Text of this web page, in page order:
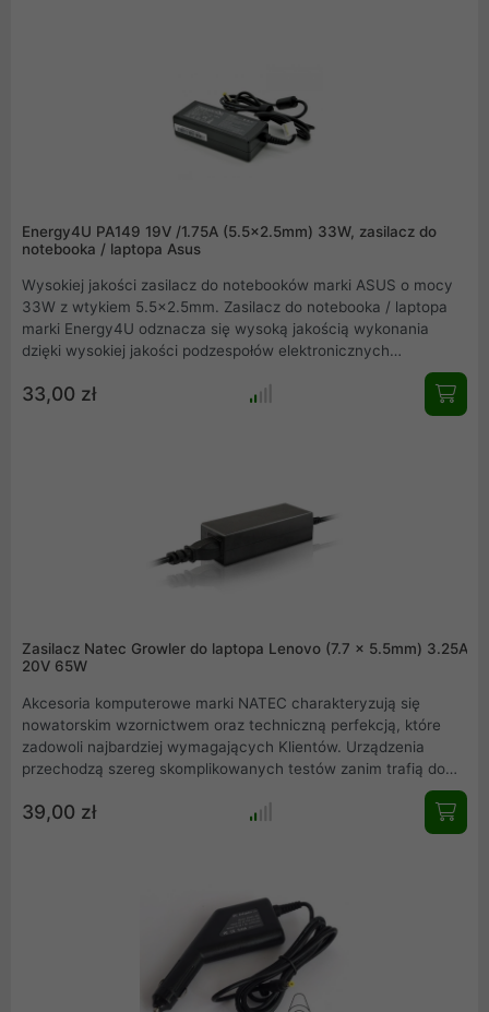
Energy4U PA149 19V /1.75A (5.5x2.5mm) 33W, zasilacz do
notebooka / laptopa Asus
Wysokiej jakości zasilacz do notebooków marki ASUS o mocy
33W z wtykiem 5.5x2.5mm. Zasilacz do notebooka / laptopa
marki Energy4U odznacza się wysoką jakością wykonania
dzięki wysokiej jakości podzespołów elektronicznych
wykorzystywanych do jego produkcji. Wszystkie zasilacze
przed wprowadzeniem do sprzedaży poddawane są testom
wytrzymałościowym, dzięki czemu mamy pewność, że do
33,00 zł
Zasilacz Natec Growler do laptopa Lenovo (7.7 x 5.5mm) 3.25A
20V 65W
Akcesoria komputerowe marki NATEC charakteryzują się
nowatorskim wzornictwem oraz techniczną perfekcją, które
zadowoli najbardziej wymagających Klientów. Urządzenia
przechodzą szereg skomplikowanych testów zanim trafią do
produkt jest solidnie wykonany oraz bezpieczny dla
39,00 zł